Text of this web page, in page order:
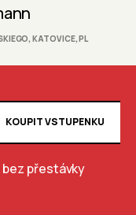
KATOVICE, PL
KOUPIT VSTUPENKU
bez přestávky